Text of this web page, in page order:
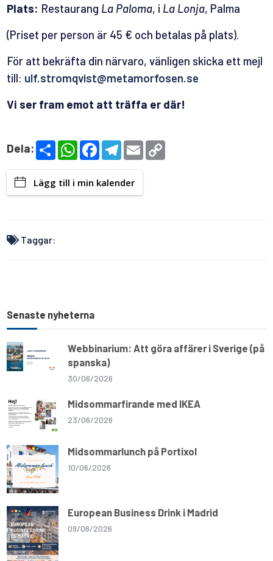
Plats: Restaurang La Paloma, i La Lonja, Palma
(Priset per person är 45 € och betalas på plats).
För att bekräfta din närvaro, vänligen skicka ett mejl
till: ulf.stromqvist@metamorfosen.se
Vi ser fram emot att träffa er där!
Dela:
S
h
e
W
h
s
A
F
b
o
T
e
g
r
E
m
Lägg till i min kalender
Taggar:
Senaste nyheterna
Webbinarium: Att göra affärer i Sverige (på
spanska)
30/06/2026
Midsommarfirande med IKEA
23/06/2026
Midsommarlunch på Portixol
10/06/2026
European Business Drink i Madrid
09/06/2026